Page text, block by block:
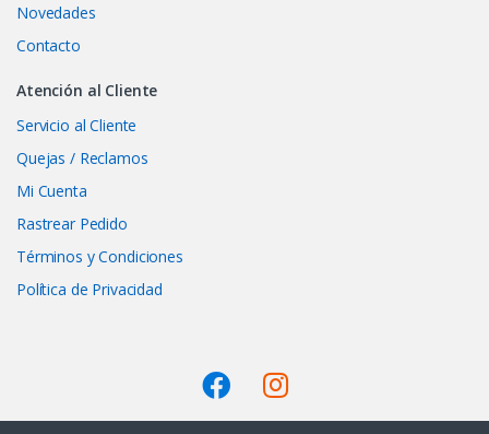
Novedades
Contacto
Atención al Cliente
Servicio al Cliente
Quejas / Reclamos
Mi Cuenta
Rastrear Pedido
Términos y Condiciones
Política de Privacidad